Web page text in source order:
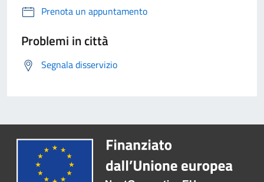
Prenota un appuntamento
Problemi in città
Segnala disservizio